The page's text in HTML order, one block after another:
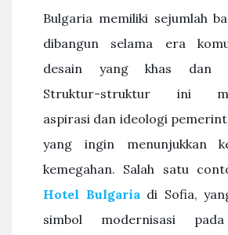
Bulgaria memiliki sejumlah
dibangun selama era
desain yang khas dan
Struktur-struktur ini
aspirasi dan ideologi
yang ingin menunjukkan
kemegahan. Salah satu
Hotel Bulgaria di Sofia,
simbol modernisasi pada